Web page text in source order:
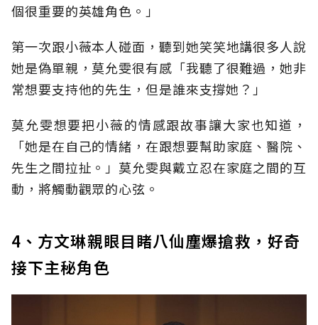
個很重要的英雄角色。」
第一次跟小薇本人碰面，聽到她笑笑地講很多人說
她是偽單親，莫允雯很有感「我聽了很難過，她非
常想要支持他的先生，但是誰來支撐她？」
莫允雯想要把小薇的情感跟故事讓大家也知道，
「她是在自己的情緒，在跟想要幫助家庭、醫院、
先生之間拉扯。」莫允雯與戴立忍在家庭之間的互
動，將觸動觀眾的心弦。
4、方文琳親眼目睹八仙塵爆搶救，好奇
接下主秘角色